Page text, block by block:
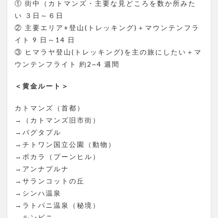
2
ネ
パ
ル
発
地
レ
ン
グ
ツ
ー
ネ
パ
ー
で
是
① 街中（カトマンズ・主要な見どころを数か所みた
い ３日～６日
② 主要エリア+登山(トレッキング)＋マウンテンフラ
イト 9 日～14 日
③ ヒマラヤ登山(トレッキング)を主の旅にしたい＋マ
ウンテンフライト 約2~4 週間
＜黄金ルート＞
カトマンズ（首都）
→（カトマンズ旧市街）
→バグタプル
→チトワン国立公園（動物）
→ポカラ（プーンヒル）
→アンナプルナ
→サランコットの丘
→シンハ温泉
→ラトパニ温泉（秘境）